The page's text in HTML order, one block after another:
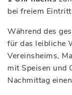
bei freiem
Während des
für das leibliche
Vereinsheims,
mit Speisen und
Nachmittag